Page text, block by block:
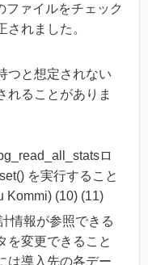
ファイルをチェック
れました。
つと想定されない
れることがありま
ロ
を実行すること
Kommi) (10) (11)
情報が参照できる
を変更できること
は導入先の各デー